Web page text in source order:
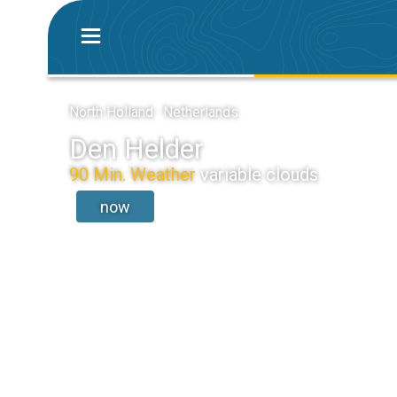
North Holland · Netherlands
Den Helder
90 Min. Weather variable clouds
now